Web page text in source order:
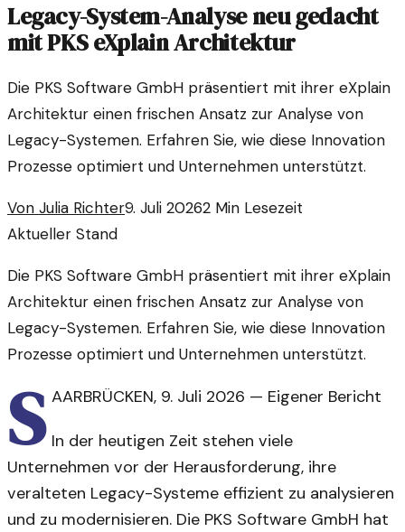
Legacy-System-Analyse neu gedacht
mit PKS eXplain Architektur
Die PKS Software GmbH präsentiert mit ihrer eXplain
Architektur einen frischen Ansatz zur Analyse von
Legacy-Systemen. Erfahren Sie, wie diese Innovation
Prozesse optimiert und Unternehmen unterstützt.
Von Julia Richter9. Juli 20262 Min Lesezeit
Aktueller Stand
Die PKS Software GmbH präsentiert mit ihrer eXplain
Architektur einen frischen Ansatz zur Analyse von
Legacy-Systemen. Erfahren Sie, wie diese Innovation
Prozesse optimiert und Unternehmen unterstützt.
S AARBRÜCKEN, 9. Juli 2026 — Eigener Bericht
In der heutigen Zeit stehen viele
Unternehmen vor der Herausforderung, ihre
veralteten Legacy-Systeme effizient zu analysieren
und zu modernisieren. Die PKS Software GmbH hat